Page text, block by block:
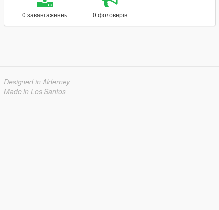
0 завантаженнь 0 фоловерів
Designed in Alderney
Made in Los Santos